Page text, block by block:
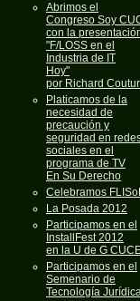
Abrimos el
Congreso Soy
con la
"F/LOSS en el
Industria de IT
Hoy"
por Richard
Platicamos de la
necesidad de
precaución y
seguridad en
sociales en el
programa de TV
En Su Derecho
Celebramos
La Posada 2012
Participamos en el
InstallFest 2012
en la U de G
Participamos en el
Semenario de
Tecnología